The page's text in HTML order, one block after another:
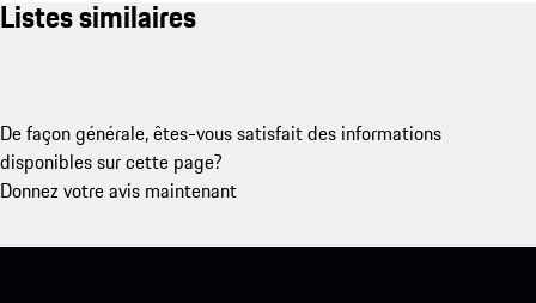
Listes similaires
De façon générale, êtes-vous satisfait des informations
disponibles sur cette page?
Donnez votre avis maintenant